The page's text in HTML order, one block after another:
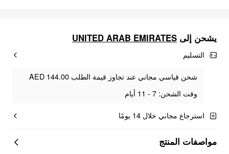
يشحن إلى UNITED ARAB EMIRATES
التسليم
شحن قياسي مجاني عند تجاوز قيمة الطلب AED 144.00
وقت الشحن: 7 - 11 أيام
استرجاع مجاني خلال 14 يومًا
مواصفات المنتج